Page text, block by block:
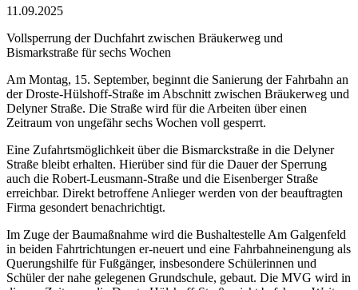
11.09.2025
Vollsperrung der Duchfahrt zwischen Bräukerweg und
Bismarkstraße für sechs Wochen
Am Montag, 15. September, beginnt die Sanierung der Fahrbahn an
der Droste-Hülshoff-Straße im Abschnitt zwischen Bräukerweg und
Delyner Straße. Die Straße wird für die Arbeiten über einen
Zeitraum von ungefähr sechs Wochen voll gesperrt.
Eine Zufahrtsmöglichkeit über die Bismarckstraße in die Delyner
Straße bleibt erhalten. Hierüber sind für die Dauer der Sperrung
auch die Robert-Leusmann-Straße und die Eisenberger Straße
erreichbar. Direkt betroffene Anlieger werden von der beauftragten
Firma gesondert benachrichtigt.
Im Zuge der Baumaßnahme wird die Bushaltestelle Am Galgenfeld
in beiden Fahrtrichtungen er-neuert und eine Fahrbahneinengung als
Querungshilfe für Fußgänger, insbesondere Schülerinnen und
Schüler der nahe gelegenen Grundschule, gebaut. Die MVG wird in